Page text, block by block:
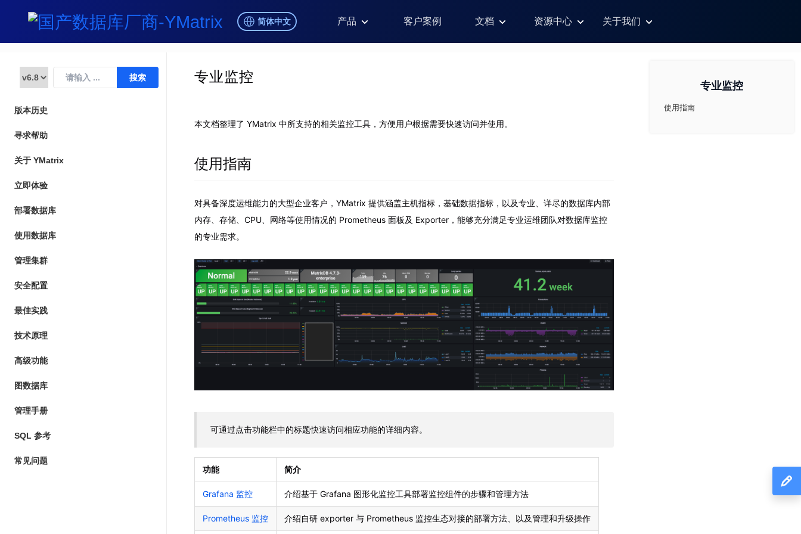
简体中文 产品 客户案例 文档 资源中心 关于我们
版本历史
寻求帮助
关于 YMatrix
立即体验
部署数据库
使用数据库
管理集群
安全配置
最佳实践
技术原理
高级功能
图数据库
管理手册
SQL 参考
常见问题
专业监控
本文档整理了 YMatrix 中所支持的相关监控工具，方便用户根据需要快速访问并使用。
使用指南
对具备深度运维能力的大型企业客户，YMatrix 提供涵盖主机指标，基础数据指标，以及专业、详尽的数据库内部
内存、存储、CPU、网络等使用情况的 Prometheus 面板及 Exporter，能够充分满足专业运维团队对数据库监控
的专业需求。
可通过点击功能栏中的标题快速访问相应功能的详细内容。
功能 简介
Grafana 监控 介绍基于 Grafana 图形化监控工具部署监控组件的步骤和管理方法
Prometheus 监控 介绍自研 exporter 与 Prometheus 监控生态对接的部署方法、以及管理和升级操作
专业监控
使用指南